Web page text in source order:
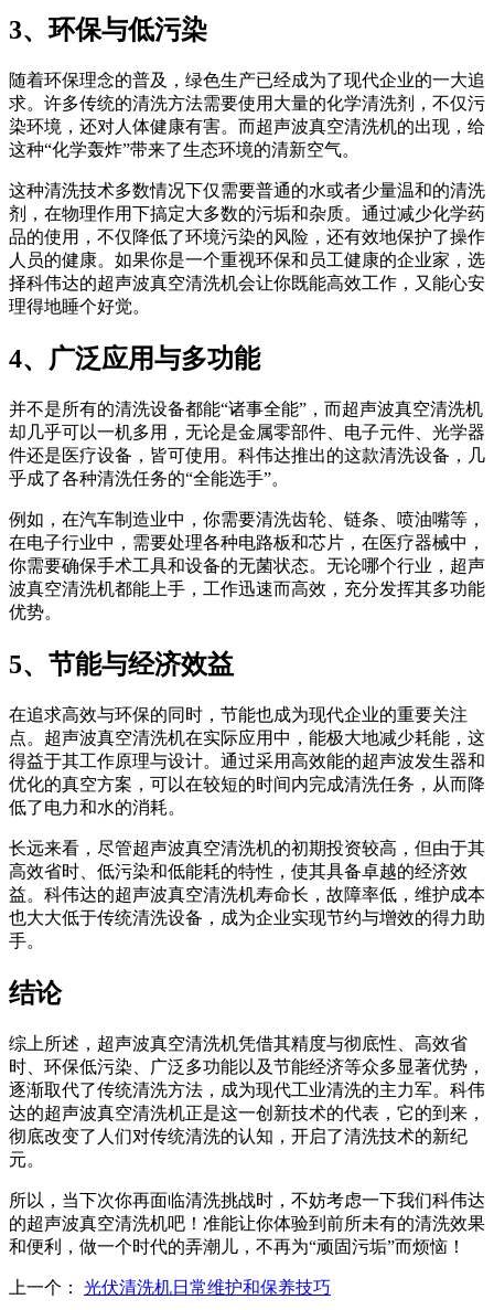
3、环保与低污染
随着环保理念的普及，绿色生产已经成为了现代企业的一大追
求。许多传统的清洗方法需要使用大量的化学清洗剂，不仅污
染环境，还对人体健康有害。而超声波真空清洗机的出现，给
这种“化学轰炸”带来了生态环境的清新空气。
这种清洗技术多数情况下仅需要普通的水或者少量温和的清洗
剂，在物理作用下搞定大多数的污垢和杂质。通过减少化学药
品的使用，不仅降低了环境污染的风险，还有效地保护了操作
人员的健康。如果你是一个重视环保和员工健康的企业家，选
择科伟达的超声波真空清洗机会让你既能高效工作，又能心安
理得地睡个好觉。
4、广泛应用与多功能
并不是所有的清洗设备都能“诸事全能”，而超声波真空清洗机
却几乎可以一机多用，无论是金属零部件、电子元件、光学器
件还是医疗设备，皆可使用。科伟达推出的这款清洗设备，几
乎成了各种清洗任务的“全能选手”。
例如，在汽车制造业中，你需要清洗齿轮、链条、喷油嘴等，
在电子行业中，需要处理各种电路板和芯片，在医疗器械中，
你需要确保手术工具和设备的无菌状态。无论哪个行业，超声
波真空清洗机都能上手，工作迅速而高效，充分发挥其多功能
优势。
5、节能与经济效益
在追求高效与环保的同时，节能也成为现代企业的重要关注
点。超声波真空清洗机在实际应用中，能极大地减少耗能，这
得益于其工作原理与设计。通过采用高效能的超声波发生器和
优化的真空方案，可以在较短的时间内完成清洗任务，从而降
低了电力和水的消耗。
长远来看，尽管超声波真空清洗机的初期投资较高，但由于其
高效省时、低污染和低能耗的特性，使其具备卓越的经济效
益。科伟达的超声波真空清洗机寿命长，故障率低，维护成本
也大大低于传统清洗设备，成为企业实现节约与增效的得力助
手。
结论
综上所述，超声波真空清洗机凭借其精度与彻底性、高效省
时、环保低污染、广泛多功能以及节能经济等众多显著优势，
逐渐取代了传统清洗方法，成为现代工业清洗的主力军。科伟
达的超声波真空清洗机正是这一创新技术的代表，它的到来，
彻底改变了人们对传统清洗的认知，开启了清洗技术的新纪
元。
所以，当下次你再面临清洗挑战时，不妨考虑一下我们科伟达
的超声波真空清洗机吧！准能让你体验到前所未有的清洗效果
和便利，做一个时代的弄潮儿，不再为“顽固污垢”而烦恼！
上一个： 光伏清洗机日常维护和保养技巧